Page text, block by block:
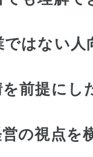
はない人
前提にし
の視点を